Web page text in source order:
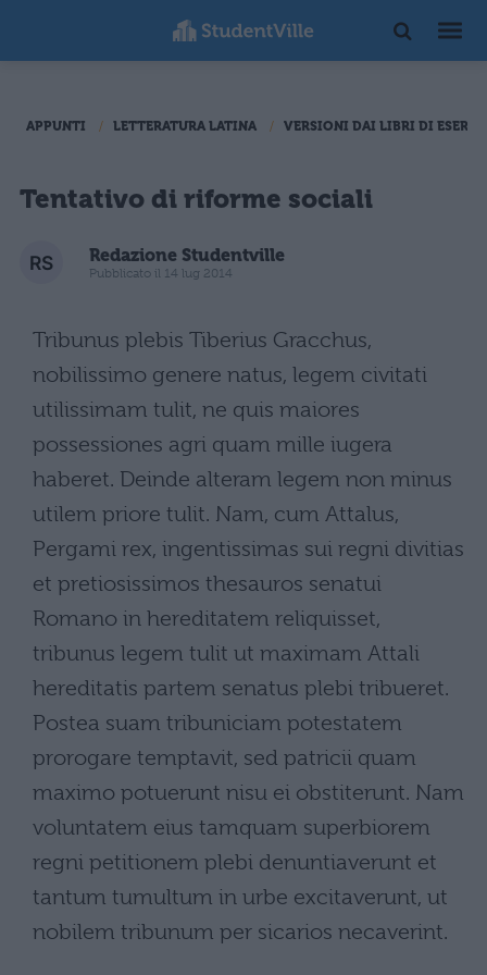
APPUNTI LETTERATURA LATINA VERSIONI DAI LIBRI DI
Tentativo di riforme sociali
Redazione Studentville
Pubblicato il 14 lug 2014
Tribunus plebis Tiberius Gracchus,
nobilissimo genere natus, legem civitati
utilissimam tulit, ne quis maiores
possessiones agri quam mille iugera
haberet. Deinde alteram legem non minus
utilem priore tulit. Nam, cum Attalus,
Pergami rex, ingentissimas sui regni divitias
et pretiosissimos thesauros senatui
Romano in hereditatem reliquisset,
tribunus legem tulit ut maximam Attali
hereditatis partem senatus plebi tribueret.
Postea suam tribuniciam potestatem
prorogare temptavit, sed patricii quam
maximo potuerunt nisu ei obstiterunt. Nam
voluntatem eius tamquam superbiorem
regni petitionem plebi denuntiaverunt et
tantum tumultum in urbe excitaverunt, ut
nobilem tribunum per sicarios necaverint.